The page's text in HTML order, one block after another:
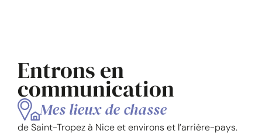
Entrons en
communication
Mes lieux de chasse
de Saint-Tropez à Nice et environs et l’arrière-pays.